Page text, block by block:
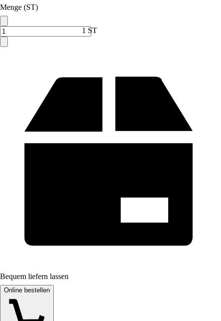
Menge (ST)
1 ST
Bequem liefern lassen
Online bestellen